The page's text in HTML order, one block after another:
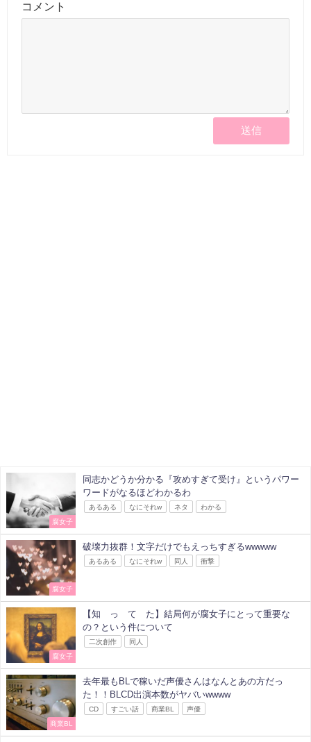
コメント
腐女子
同志かどうか分かる『攻めすぎて受け』というパワー
ワードがなるほどわかるわ
あるある なにそれw ネタ わかる
腐女子
破壊力抜群！文字だけでもえっちすぎるwwwww
あるある なにそれw 同人 衝撃
腐女子
【知 っ て た】結局何が腐女子にとって重要な
の？という件について
二次創作 同人
商業BL
去年最もBLで稼いだ声優さんはなんとあの方だっ
た！！BLCD出演本数がヤバいwwww
CD すごい話 商業BL 声優